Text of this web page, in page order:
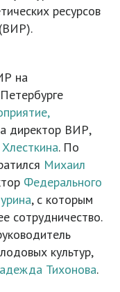
ресурсов
на
директор ВИР,
. По
Михаил
Федерального
, с которым
сотрудничество.
культур,
Тихонова.